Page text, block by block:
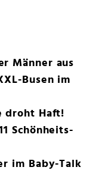
Männer aus
Busen im
droht Haft!
Schönheits-
im Baby-Talk